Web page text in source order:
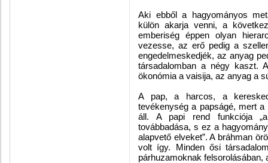
Aki ebből a hagyományos
külön akarja venni, a
emberiség éppen olyan
vezesse, az erő pedig a
engedelmeskedjék, az anyag
társadalomban a négy kaszt.
ökonómia a vaisija, az anyag a
A pap, a harcos, a
tevékenység a papságé, mert
áll. A papi rend funkciója
továbbadása, s ez a
alapvető elveket”. A bráhman
volt így. Minden ősi
párhuzamoknak felsorolásában,